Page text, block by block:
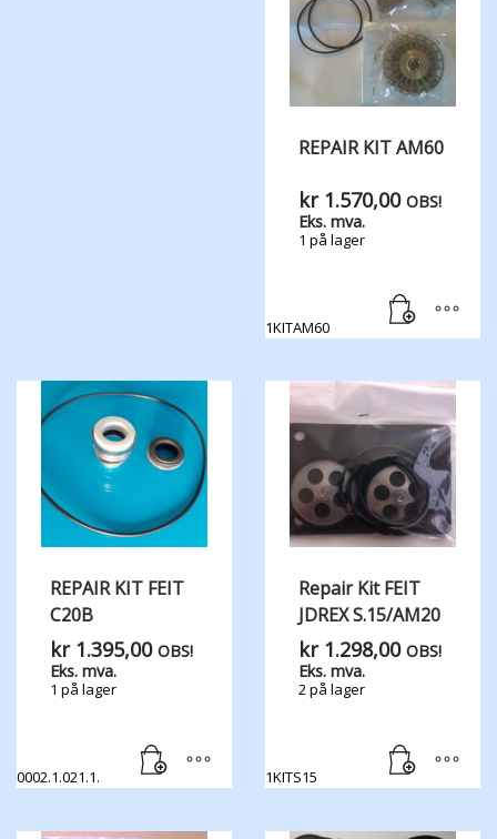
REPAIR KIT AM60
kr1.570,00 OBS!
Eks. mva.
1 på lager
1KITAM60
REPAIR KIT FEIT
C20B
kr1.395,00 OBS!
Eks. mva.
1 på lager
0002.1.021.1.
Repair Kit FEIT
JDREX S.15/AM20
kr1.298,00 OBS!
Eks. mva.
2 på lager
1KITS15